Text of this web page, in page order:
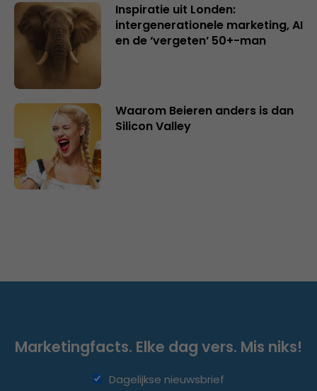
Inspiratie uit Londen:
intergenerationele marketing, AI
en de ‘vergeten’ 50+-man
Waarom Beieren anders is dan
Silicon Valley
Marketingfacts. Elke dag vers. Mis niks!
Dagelijkse nieuwsbrief